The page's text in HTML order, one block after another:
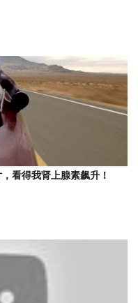
看得我肾上腺素飙升！